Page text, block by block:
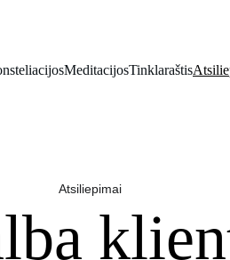
MeditacijosTinklaraštis
Atsiliepimai